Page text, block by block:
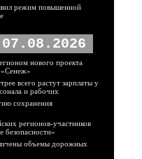
режим повышенной
07.08.2026
нового проекта
«Сенеж»
всего растут зарплаты у
и рабочих
сохранения
регионов-участников
безопасности»
объемы дорожных